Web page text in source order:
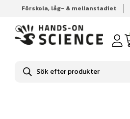
Förskola, låg- & mellanstadiet
Produktsökning
Hem Högstadiet & gymnasiet
monohydrat 1kg